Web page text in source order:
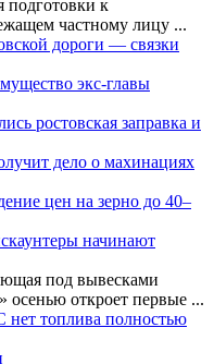
подготовки к
частному лицу ...
дороги — связки
экс-главы
ростовская заправка и
дело о махинациях
цен на зерно до 40–
начинают
под вывесками
осенью откроет первые ...
топлива полностью